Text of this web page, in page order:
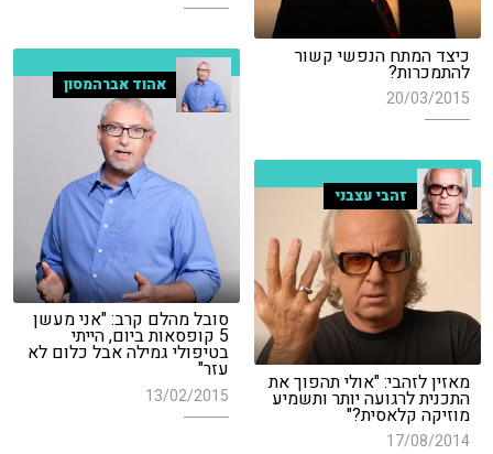
כיצד המתח הנפשי קשור
להתמכרות?
20/03/2015
אהוד אברהמסון
סובל מהלם קרב: "אני מעשן
5 קופסאות ביום, הייתי
בטיפולי גמילה אבל כלום לא
עזר"
13/02/2015
זהבי עצבני
מאזין לזהבי: "אולי תהפוך את
התכנית לרגועה יותר ותשמיע
מוזיקה קלאסית?"
17/08/2014